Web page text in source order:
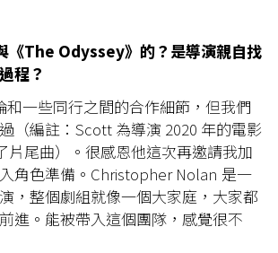
《The Odyssey》的？是導演親自找
程？
和一些同行之間的合作細節，但我們
（編註：Scott 為導演 2020 年的電影
片尾曲）。很感恩他這次再邀請我加
角色準備。Christopher Nolan 是一
，整個劇組就像一個大家庭，大家都
進。能被帶入這個團隊，感覺很不